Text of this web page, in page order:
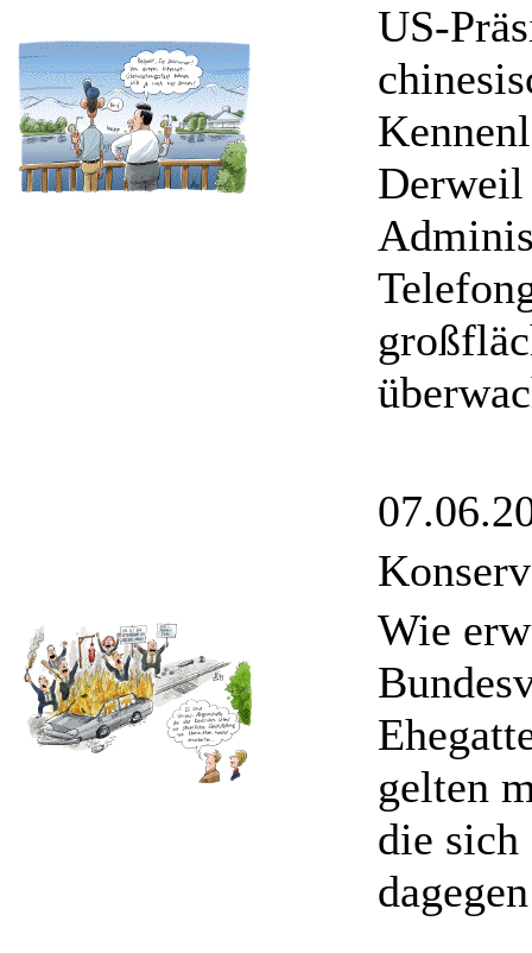
US-
Derweil
Wie
gelten
die sich